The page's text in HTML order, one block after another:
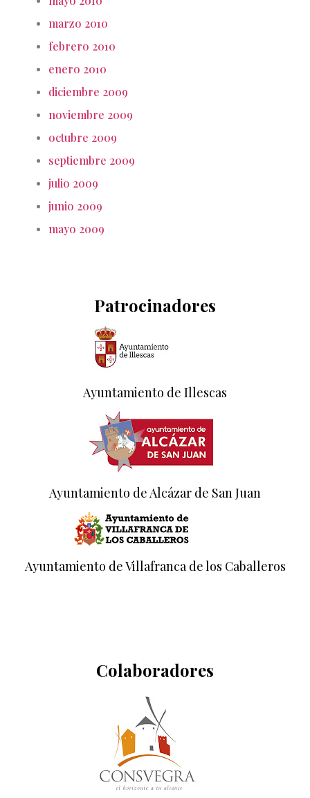
marzo 2010
febrero 2010
enero 2010
diciembre 2009
noviembre 2009
octubre 2009
septiembre 2009
julio 2009
junio 2009
mayo 2009
Patrocinadores
Ayuntamiento de Illescas
Ayuntamiento de Alcázar de San Juan
Ayuntamiento de Villafranca de los Caballeros
Colaboradores